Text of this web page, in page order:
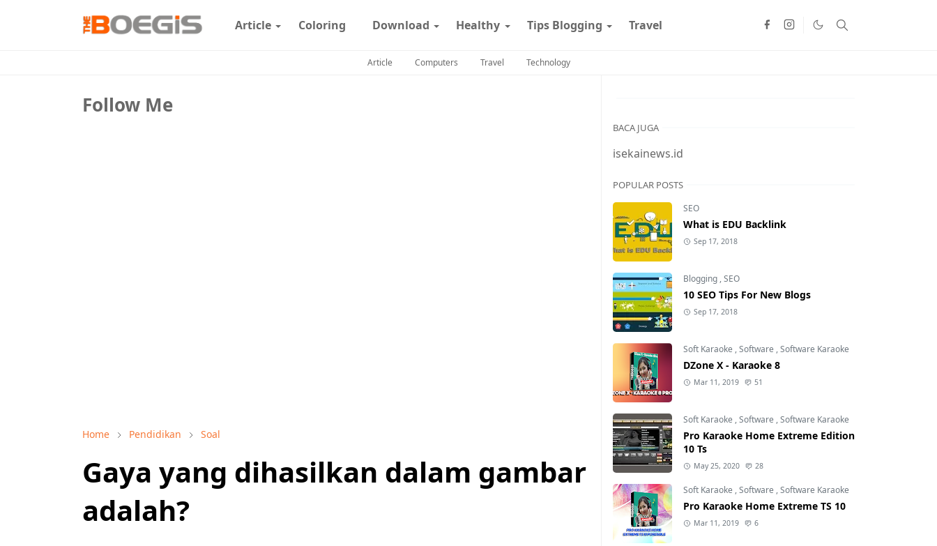
Article Coloring Download Healthy Tips Blogging Travel
Article Computers Travel Technology
Follow Me
Home Pendidikan Soal
Gaya yang dihasilkan dalam gambar
adalah?
BACA JUGA
isekainews.id
POPULAR POSTS
SEO
What is EDU Backlink
Sep 17, 2018
Blogging ,SEO
10 SEO Tips For New Blogs
Sep 17, 2018
Soft Karaoke ,Software ,Software Karaoke
DZone X - Karaoke 8
Mar 11, 2019 51
Soft Karaoke ,Software ,Software Karaoke
Pro Karaoke Home Extreme Edition
10 Ts
May 25, 2020 28
Soft Karaoke ,Software ,Software Karaoke
Pro Karaoke Home Extreme TS 10
Mar 11, 2019 6